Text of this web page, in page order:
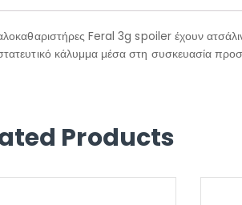
Feral 3g spoiler έχουν
κάλυμμα μέσα στη συσκευασία
Products